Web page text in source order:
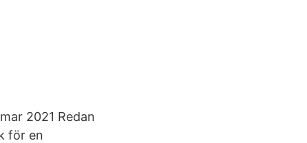
2021 Redan
för en